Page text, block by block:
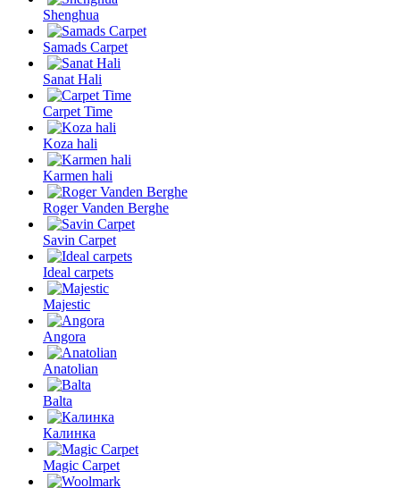
Shenghua
Samads Carpet
Sanat Hali
Carpet Time
Koza hali
Karmen hali
Roger Vanden Berghe
Savin Carpet
Ideal carpets
Majestic
Angora
Anatolian
Balta
Калинка
Magic Carpet